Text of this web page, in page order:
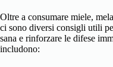
Oltre a consumare miele,
ci sono diversi consigli utili
sana e rinforzare le difese
includono: